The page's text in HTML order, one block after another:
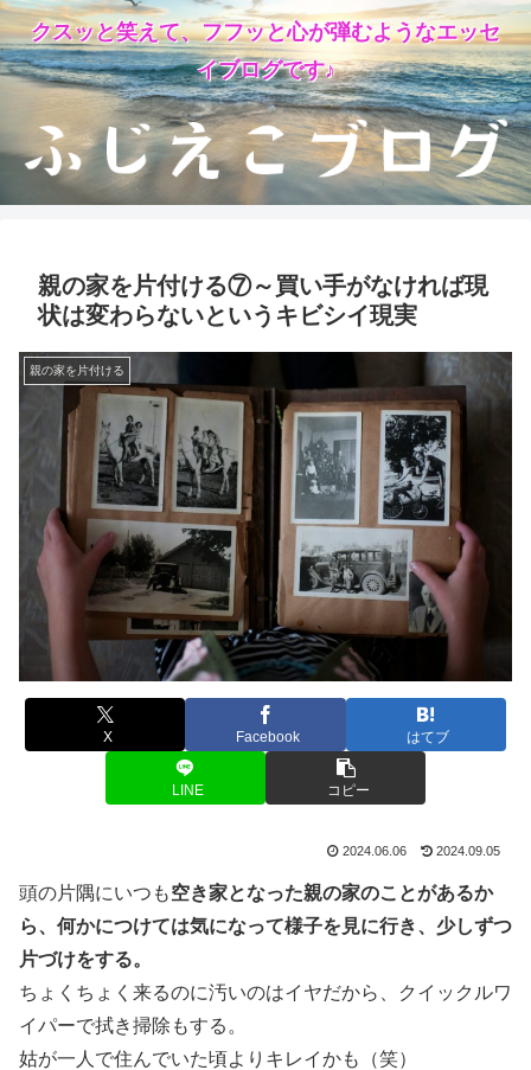
クスッと笑えて、フフッと心が弾むようなエッセ
イブログです♪
親の家を片付ける⑦～買い手がなければ現
状は変わらないというキビシイ現実
親の家を片付ける
X Facebook はてブ
LINE コピー
2024.06.06 2024.09.05
頭の片隅にいつも空き家となった親の家のことがあるか
ら、何かにつけては気になって様子を見に行き、少しずつ
片づけをする。
ちょくちょく来るのに汚いのはイヤだから、クイックルワ
イパーで拭き掃除もする。
姑が一人で住んでいた頃よりキレイかも（笑）